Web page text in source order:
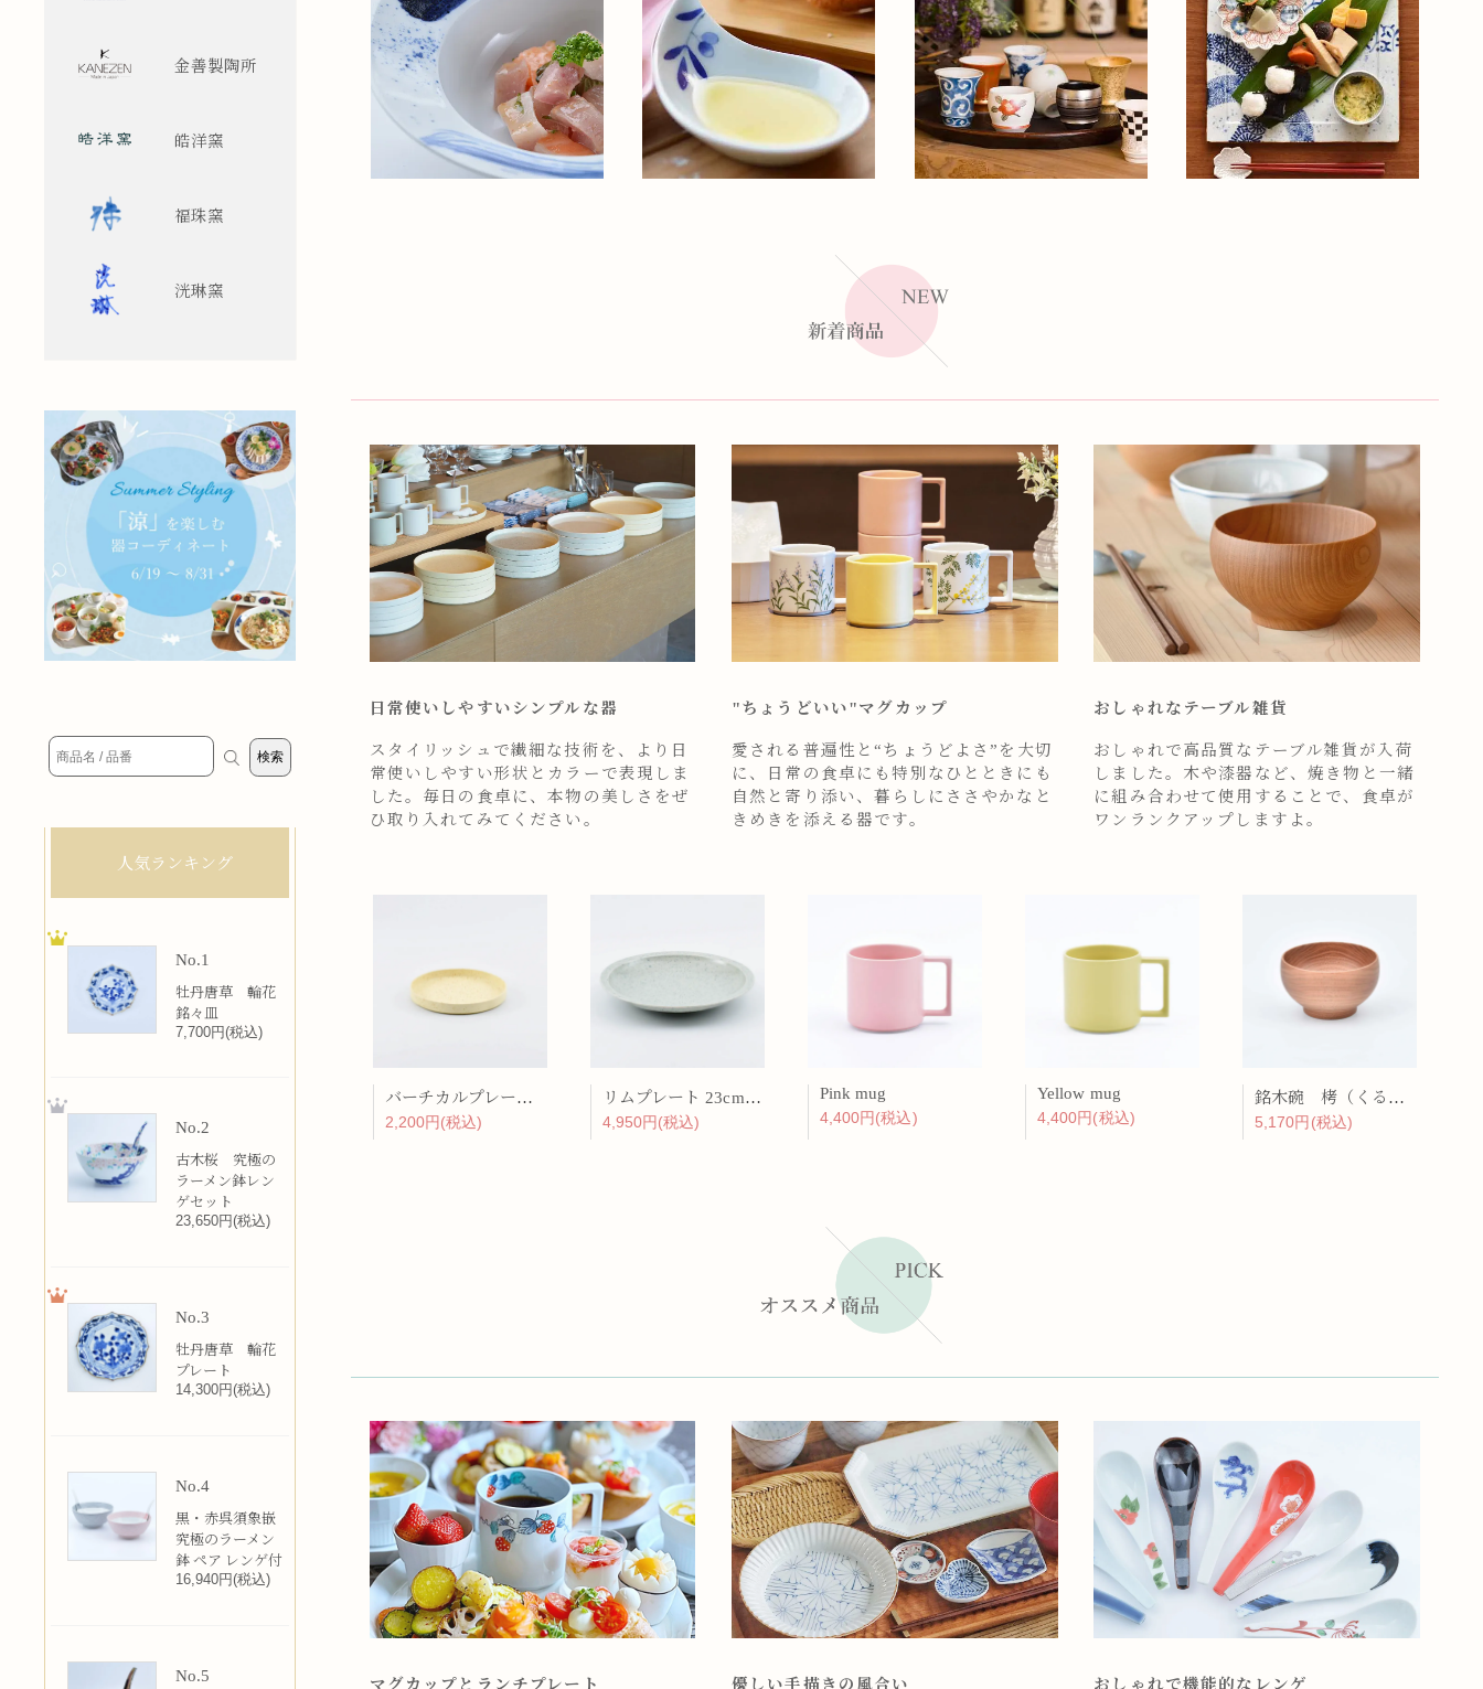
日常使いしやすいシンプルな器
スタイリッシュで繊細な技術を、より日
常使いしやすい形状とカラーで表現しま
した。毎日の食卓に、本物の美しさをぜ
ひ取り入れてみてください。
"ちょうどいい"マグカップ
愛される普遍性と“ちょうどよさ”を大切
に、日常の食卓にも特別なひとときにも
自然と寄り添い、暮らしにささやかなと
きめきを添える器です。
おしゃれなテーブル雑貨
おしゃれで高品質なテーブル雑貨が入荷
しました。木や漆器など、焼き物と一緒
に組み合わせて使用することで、食卓が
ワンランクアップしますよ。
バーチカルプレート 15cm 化粧土
2,200円(税込)
リムプレート 23cm 呉須散
4,950円(税込)
Pink mug
4,400円(税込)
Yellow mug
4,400円(税込)
銘木碗 栲（くるみ）
5,170円(税込)
マグカップとランチプレート 優しい手描きの風合い おしゃれで機能的なレンゲ
金善製陶所
皓洋窯
福珠窯
洸琳窯
人気ランキング
No.1
牡丹唐草 輪花
銘々皿
7,700円(税込)
No.2
古木桜 究極の
ラーメン鉢レン
ゲセット
23,650円(税込)
No.3
牡丹唐草 輪花
プレート
14,300円(税込)
No.4
黒・赤呉須象嵌
究極のラーメン
鉢 ペア レンゲ付
16,940円(税込)
No.5